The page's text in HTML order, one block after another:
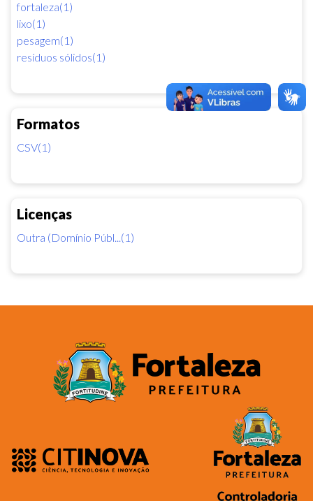
fortaleza(1)
lixo(1)
pesagem(1)
resíduos sólidos(1)
Formatos
CSV(1)
Licenças
Outra (Domínio Públ...(1)